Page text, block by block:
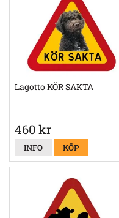
Lagotto KÖR SAKTA
460 kr
INFO KÖP